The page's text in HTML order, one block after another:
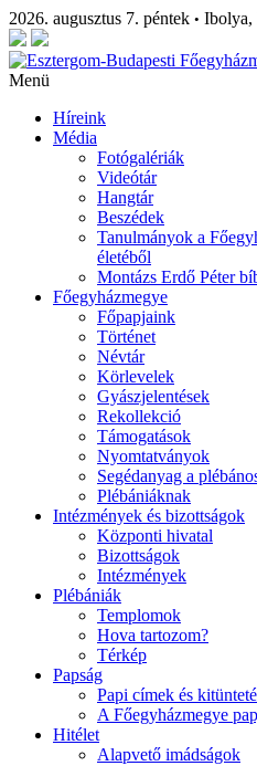
2026. augusztus 7. péntek • Ibolya,
Menü
Híreink
Média
Fotógalériák
Videótár
Hangtár
Beszédek
Tanulmányok a
életéből
Montázs Erdő Péter
Főegyházmegye
Főpapjaink
Történet
Névtár
Körlevelek
Gyászjelentések
Rekollekció
Támogatások
Nyomtatványok
Segédanyag a
Plébániáknak
Intézmények és bizottságok
Központi hivatal
Bizottságok
Intézmények
Plébániák
Templomok
Hova tartozom?
Térkép
Papság
Papi címek és
A Főegyházmegye
Hitélet
Alapvető imádságok